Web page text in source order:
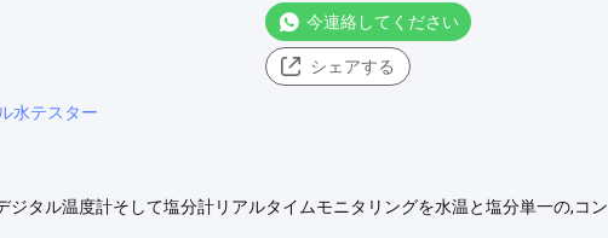
今連絡してください
シェアする
水テスター
タル温度計そして塩分計リアルタイムモニタリングを水温と塩分単一の,コン